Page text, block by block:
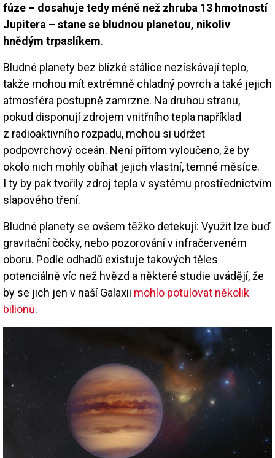
fúze – dosahuje tedy méně než zhruba 13 hmotností
Jupitera – stane se bludnou planetou, nikoliv
hnědým trpaslíkem.
Bludné planety bez blízké stálice nezískávají teplo,
takže mohou mít extrémně chladný povrch a také jejich
atmosféra postupně zamrzne. Na druhou stranu,
pokud disponují zdrojem vnitřního tepla například
z radioaktivního rozpadu, mohou si udržet
podpovrchový oceán. Není přitom vyloučeno, že by
okolo nich mohly obíhat jejich vlastní, temné měsíce.
I ty by pak tvořily zdroj tepla v systému prostřednictvím
slapového tření.
Bludné planety se ovšem těžko detekují: Využít lze buď
gravitační čočky, nebo pozorování v infračerveném
oboru. Podle odhadů existuje takových těles
potenciálně víc než hvězd a některé studie uvádějí, že
by se jich jen v naší Galaxii mohlo potulovat několik
bilionů.